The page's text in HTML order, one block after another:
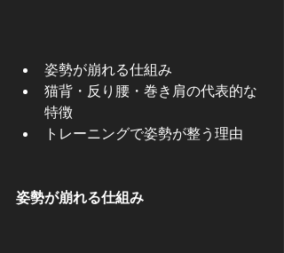
姿勢が崩れる仕組み
猫背・反り腰・巻き肩の代表的な
特徴
トレーニングで姿勢が整う理由
姿勢が崩れる仕組み